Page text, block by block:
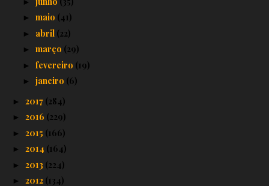
► maio (41)
► abril (22)
► março (29)
► fevereiro (19)
► janeiro (6)
► 2017 (284)
► 2016 (229)
► 2015 (166)
► 2014 (164)
► 2013 (224)
► 2012 (134)